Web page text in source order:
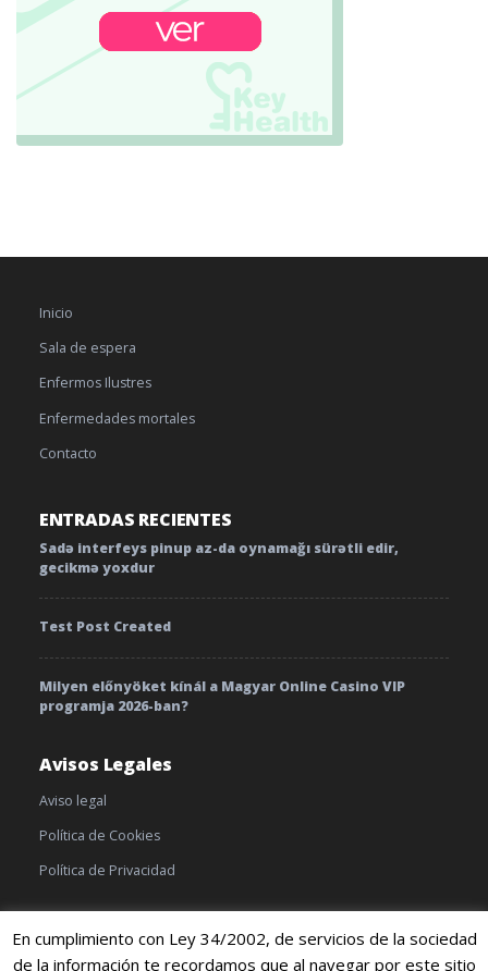
Inicio
Sala de espera
Enfermos Ilustres
Enfermedades mortales
Contacto
ENTRADAS RECIENTES
Sadə interfeys pinup az-da oynamağı sürətli edir,
gecikmə yoxdur
Test Post Created
Milyen előnyöket kínál a Magyar Online Casino VIP
programja 2026-ban?
Avisos Legales
Aviso legal
Política de Cookies
Política de Privacidad
En cumplimiento con Ley 34/2002, de servicios de la sociedad
de la información te recordamos que al navegar por este sitio